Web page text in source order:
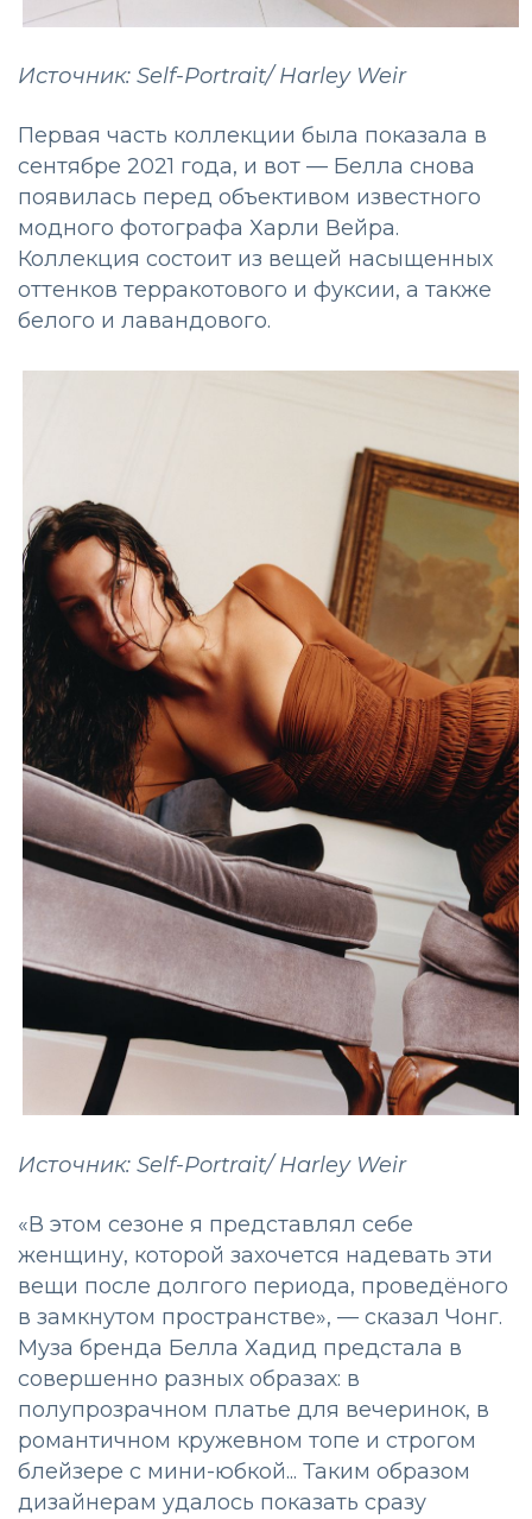
Источник: Self-Portrait/ Harley Weir
Первая часть коллекции была показала в
сентябре 2021 года, и вот — Белла снова
появилась перед объективом известного
модного фотографа Харли Вейра.
Коллекция состоит из вещей насыщенных
оттенков терракотового и фуксии, а также
белого и лавандового.
Источник: Self-Portrait/ Harley Weir
«В этом сезоне я представлял себе
женщину, которой захочется надевать эти
вещи после долгого периода, проведёного
в замкнутом пространстве», — сказал Чонг.
Муза бренда Белла Хадид предстала в
совершенно разных образах: в
полупрозрачном платье для вечеринок, в
романтичном кружевном топе и строгом
блейзере с мини-юбкой... Таким образом
дизайнерам удалось показать сразу